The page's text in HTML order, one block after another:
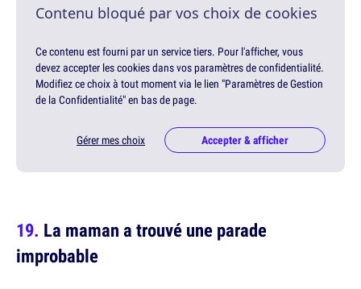
Contenu bloqué par vos choix de cookies
Ce contenu est fourni par un service tiers. Pour l'afficher, vous
devez accepter les cookies dans vos paramètres de confidentialité.
Modifiez ce choix à tout moment via le lien "Paramètres de Gestion
de la Confidentialité" en bas de page.
Gérer mes choix Accepter & afficher
La maman a trouvé une parade
improbable